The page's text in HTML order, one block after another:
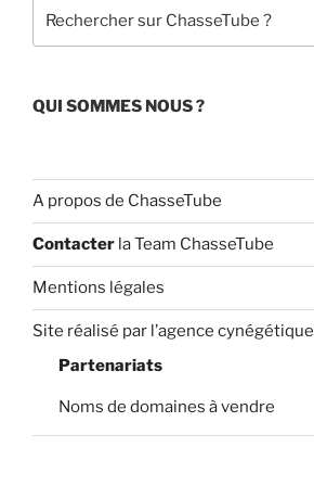
k C
a
n
el
QUI SOMMES NOUS ?
A propos de ChasseTube
Contacter la Team ChasseTube
Mentions légales
Site réalisé par l’agence cynégétique
Partenariats
Noms de domaines à vendre